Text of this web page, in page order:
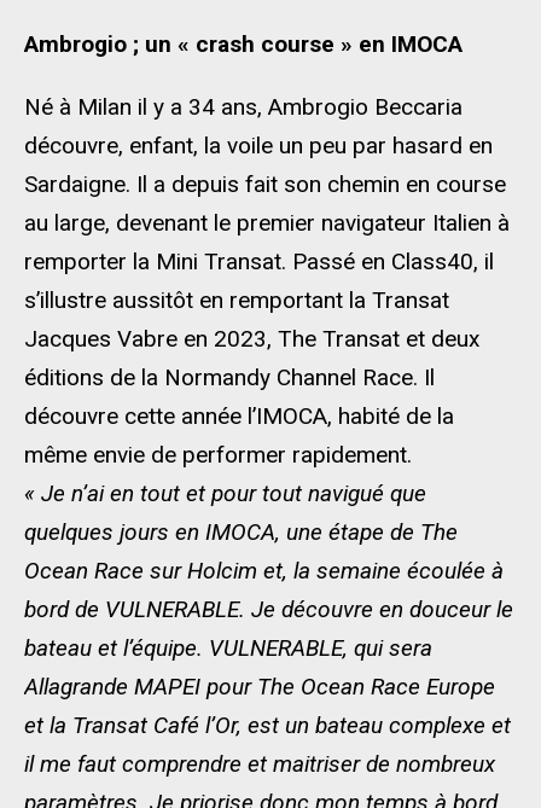
Ambrogio ; un « crash course » en IMOCA
Né à Milan il y a 34 ans, Ambrogio Beccaria
découvre, enfant, la voile un peu par hasard en
Sardaigne. Il a depuis fait son chemin en course
au large, devenant le premier navigateur Italien à
remporter la Mini Transat. Passé en Class40, il
s’illustre aussitôt en remportant la Transat
Jacques Vabre en 2023, The Transat et deux
éditions de la Normandy Channel Race. Il
découvre cette année l’IMOCA, habité de la
même envie de performer rapidement.
« Je n’ai en tout et pour tout navigué que
quelques jours en IMOCA, une étape de The
Ocean Race sur Holcim et, la semaine écoulée à
bord de VULNERABLE. Je découvre en douceur le
bateau et l’équipe. VULNERABLE, qui sera
Allagrande MAPEI pour The Ocean Race Europe
et la Transat Café l’Or, est un bateau complexe et
il me faut comprendre et maitriser de nombreux